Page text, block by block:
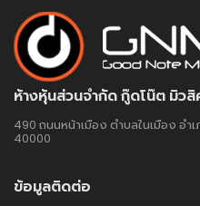
ห้างหุ้นส่วนจำกัด กู๊ดโน๊ต มิวสิ
490 ถนนหน้าเมือง ตำบลในเมือง อ
40000
ข้อมูลติดต่อ